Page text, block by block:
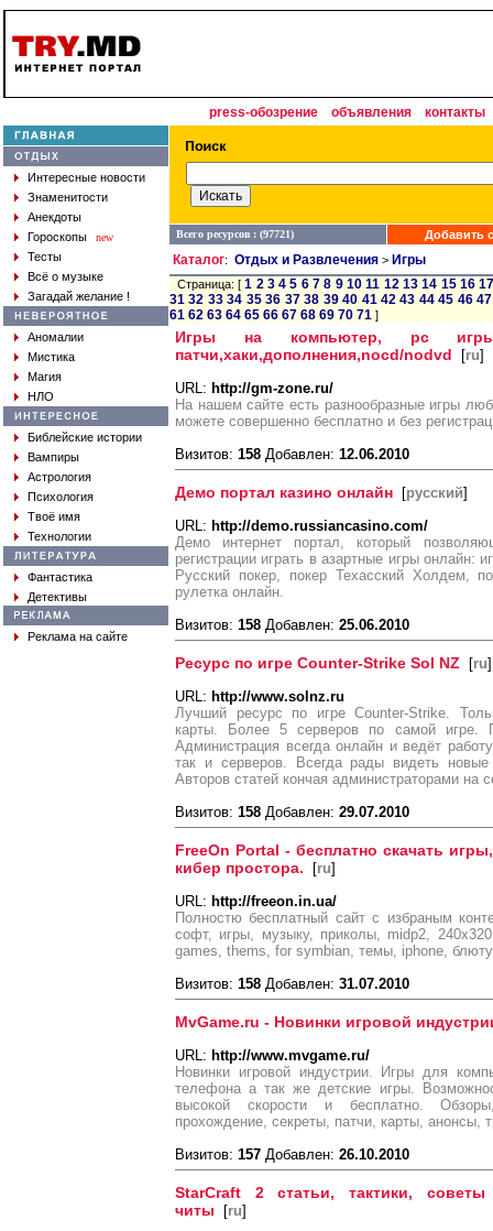
press-обозрение объявления контакты
Интересные новости
Знаменитости
Анекдоты
Гороскопы
new
Тесты
Всё о музыке
Загадай желание !
Аномалии
Мистика
Магия
НЛО
Библейские истории
Вампиры
Астрология
Психология
Твоё имя
Технологии
Фантастика
Детективы
Реклама на сайте
Всего ресурсов : (97721) Добавить
Каталог: Отдых и Развлечения > Игры
Страница: [1 2 3 4 5 6 7 8 9 10 11 12 13 14 15 16
31 32 33 34 35 36 37 38 39 40 41 42 43 44 45 46 47
61 62 63 64 65 66 67 68 69 70 71 ]
Игры на компьютер, pc
патчи,хаки,дополнения,nocd/nodvd [ru]
URL: http://gm-zone.ru/
На нашем сайте есть разнообразные игры
можете совершенно бесплатно и без
Визитов: 158 Добавлен: 12.06.2010
Демо портал казино онлайн [русский]
URL: http://demo.russiancasino.com/
Демо интернет портал, который
регистрации играть в азартные игры онлайн:
Русский покер, покер Техасский Холдем,
рулетка онлайн.
Визитов: 158 Добавлен: 25.06.2010
Ресурс по игре Counter-Strike Sol NZ [ru]
URL: http://www.solnz.ru
Лучший ресурс по игре Counter-Strike.
карты. Более 5 серверов по самой игре.
Администрация всегда онлайн и ведёт
так и серверов. Всегда рады видеть
Авторов статей кончая администраторами на
Визитов: 158 Добавлен: 29.07.2010
FreeOn Portal - бесплатно скачать
кибер простора. [ru]
URL: http://freeon.in.ua/
Полностю бесплатный сайт с избраным
софт, игры, музыку, приколы, midp2,
games, thems, for symbian, темы, iphone,
Визитов: 158 Добавлен: 31.07.2010
MvGame.ru - Новинки игровой
URL: http://www.mvgame.ru/
Новинки игровой индустрии. Игры для
телефона а так же детские игры.
высокой скорости и бесплатно.
прохождение, секреты, патчи, карты, анонсы,
Визитов: 157 Добавлен: 26.10.2010
StarCraft 2 статьи, тактики,
читы [ru]